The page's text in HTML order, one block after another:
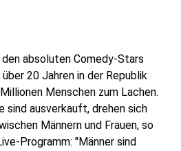
absoluten Comedy-Stars
20 Jahren in der Republik
Menschen zum Lachen.
sind ausverkauft, drehen sich
Männern und Frauen, so
Programm: "Männer sind